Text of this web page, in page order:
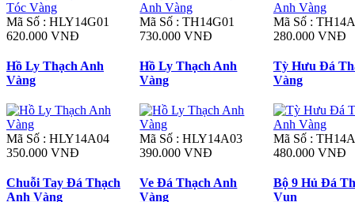
Mã Số : HLY14G01
620.000 VNĐ
Mã Số : TH14G01
730.000 VNĐ
Mã Số :
280.000 VNĐ
Hồ Ly Thạch Anh
Vàng
Mã Số : HLY14A04
350.000 VNĐ
Hồ Ly Thạch Anh
Vàng
Mã Số : HLY14A03
390.000 VNĐ
Tỳ Hưu Đá
Vàng
Mã Số :
480.000 VNĐ
Chuỗi Tay Đá Thạch
Anh Vàng
Ve Đá Thạch Anh
Vàng
Bộ 9 Hủ Đá
Vụn